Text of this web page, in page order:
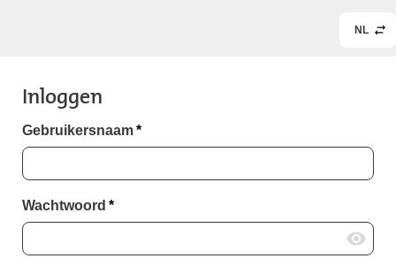
NL
Inloggen
Gebruikersnaam*
Wachtwoord *